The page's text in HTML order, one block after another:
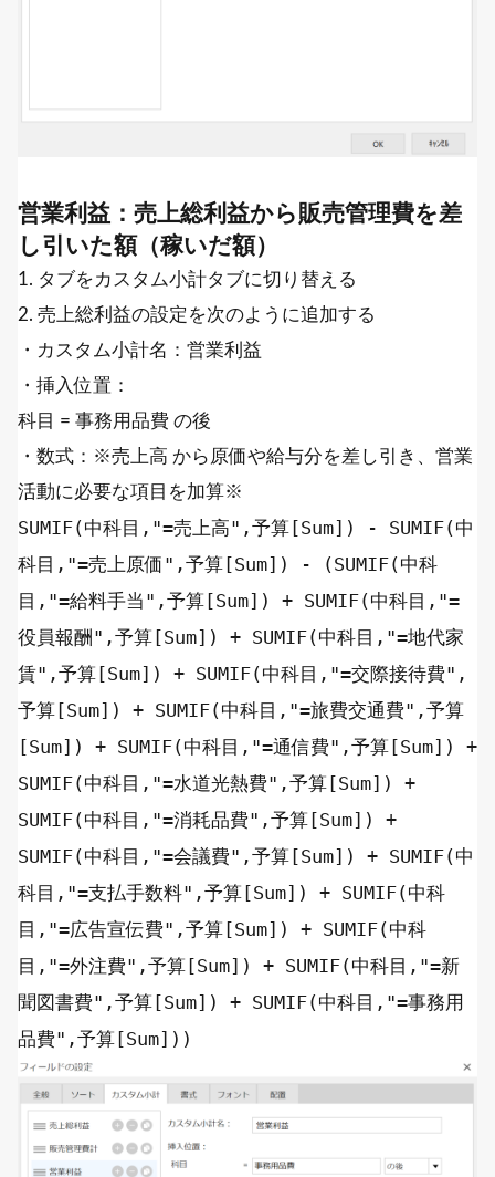
営業利益：売上総利益から販売管理費を差
し引いた額（稼いだ額）
1. タブをカスタム小計タブに切り替える
2. 売上総利益の設定を次のように追加する
・カスタム小計名：営業利益
・挿入位置：
科目 = 事務用品費 の後
・数式：※売上高 から原価や給与分を差し引き、営業
活動に必要な項目を加算※
SUMIF(中科目, "=売上高" ,予算[Sum]) - SUMIF(中
科目, "=売上原価" ,予算[Sum]) - (SUMIF(中科
目, "=給料手当" ,予算[Sum]) + SUMIF(中科目, "=
役員報酬" ,予算[Sum]) + SUMIF(中科目, "=地代家
賃" ,予算[Sum]) + SUMIF(中科目, "=交際接待費" ,
予算[Sum]) + SUMIF(中科目, "=旅費交通費" ,予算
[Sum]) + SUMIF(中科目, "=通信費" ,予算[Sum]) +
SUMIF(中科目, "=水道光熱費" ,予算[Sum]) +
SUMIF(中科目, "=消耗品費" ,予算[Sum]) +
SUMIF(中科目, "=会議費" ,予算[Sum]) + SUMIF(中
科目, "=支払手数料" ,予算[Sum]) + SUMIF(中科
目, "=広告宣伝費" ,予算[Sum]) + SUMIF(中科
目, "=外注費" ,予算[Sum]) + SUMIF(中科目, "=新
聞図書費" ,予算[Sum]) + SUMIF(中科目, "=事務用
品費" ,予算[Sum]))